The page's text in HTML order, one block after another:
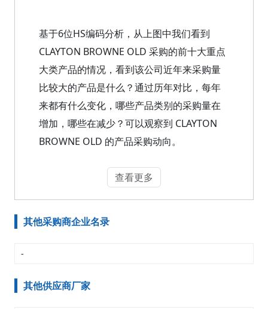
基于6位HS编码分析，从上图中我们看到
CLAYTON BROWNE OLD 采购的前十大重点
大类产品的情况，看到该公司近年来采购量
比较大的产品是什么？通过历年对比，每年
来都有什么变化，哪些产品类别的采购量在
增加，哪些在减少？可以观察到 CLAYTON
BROWNE OLD 的产品采购动向。
查看更多
其他采购商企业名录
-
其他供应商厂家